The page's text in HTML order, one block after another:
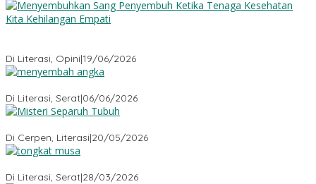
Di Literasi, Opini|19/06/2026
Di Literasi, Serat|06/06/2026
Di Cerpen, Literasi|20/05/2026
Di Literasi, Serat|28/03/2026